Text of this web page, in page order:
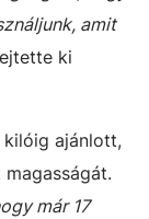
amit
ki
ajánlott,
már 17